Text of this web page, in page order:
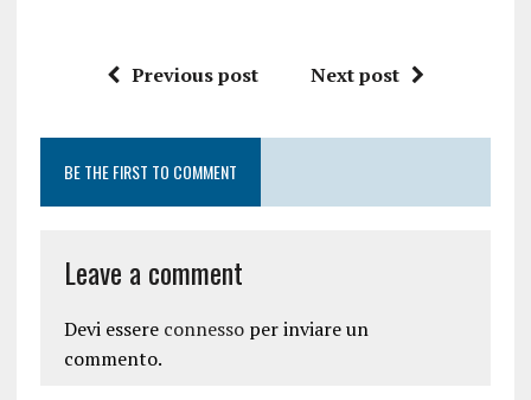
Previous post Next post
BE THE FIRST TO COMMENT
Leave a comment
Devi essere connessoper inviare un
commento.